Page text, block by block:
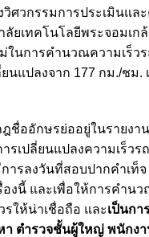
วิศวกรรมการประเมินแล
ยเทคโนโลยีพระจอมเก
ในการคำนวณความเร็ว
นแปลงจาก 177 กม./ชม.
ชื่ออักษรย่ออยู่ในรายงา
รเปลี่ยนแปลงความเร็วร
ารลงวันที่สอบปากคำเท็จ
องนี้ และเพื่อให้การคำน
รให้น่าเชื่อถือ และเป็นกา
า ตำรวจชั้นผู้ใหญ่ พนักง